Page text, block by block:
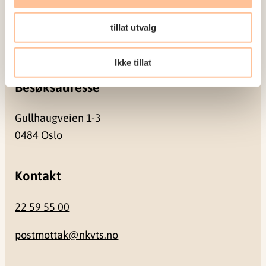
tillat utvalg
Ikke tillat
0409 Oslo
Besøksadresse
Gullhaugveien 1-3
0484 Oslo
Kontakt
22 59 55 00
postmottak@nkvts.no